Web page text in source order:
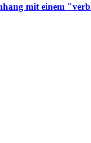
mit einem